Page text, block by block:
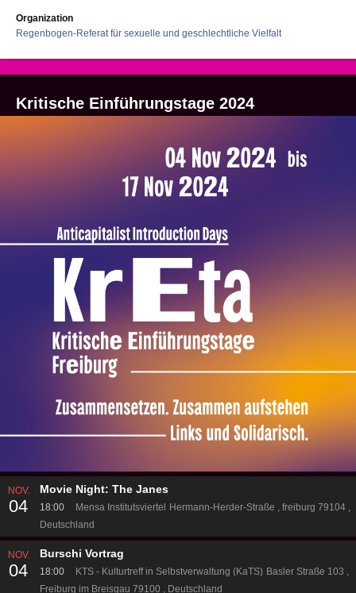
Organization
Regenbogen-Referat für sexuelle und geschlechtliche Vielfalt
Kritische Einführungstage 2024
NOV.
04
Movie Night: The Janes
18:00 Mensa Institutsviertel Hermann-Herder-Straße
freiburg 79104
Deutschland
NOV.
04
Burschi Vortrag
18:00 KTS - Kulturtreff in Selbstverwaltung (KaTS) Basler Straße 103
Freiburg im Breisgau 79100
Deutschland